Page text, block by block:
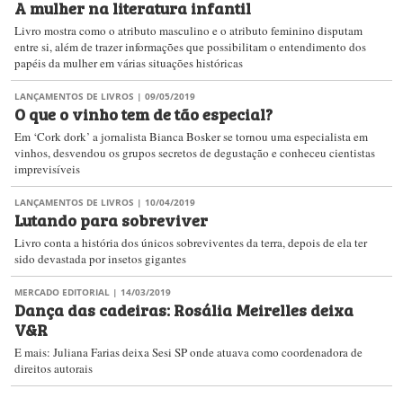
A mulher na literatura infantil
Livro mostra como o atributo masculino e o atributo feminino disputam
entre si, além de trazer informações que possibilitam o entendimento dos
papéis da mulher em várias situações históricas
LANÇAMENTOS DE LIVROS | 09/05/2019
O que o vinho tem de tão especial?
Em ‘Cork dork’ a jornalista Bianca Bosker se tornou uma especialista em
vinhos, desvendou os grupos secretos de degustação e conheceu cientistas
imprevisíveis
LANÇAMENTOS DE LIVROS | 10/04/2019
Lutando para sobreviver
Livro conta a história dos únicos sobreviventes da terra, depois de ela ter
sido devastada por insetos gigantes
MERCADO EDITORIAL | 14/03/2019
Dança das cadeiras: Rosália Meirelles deixa
V&R
E mais: Juliana Farias deixa Sesi SP onde atuava como coordenadora de
direitos autorais